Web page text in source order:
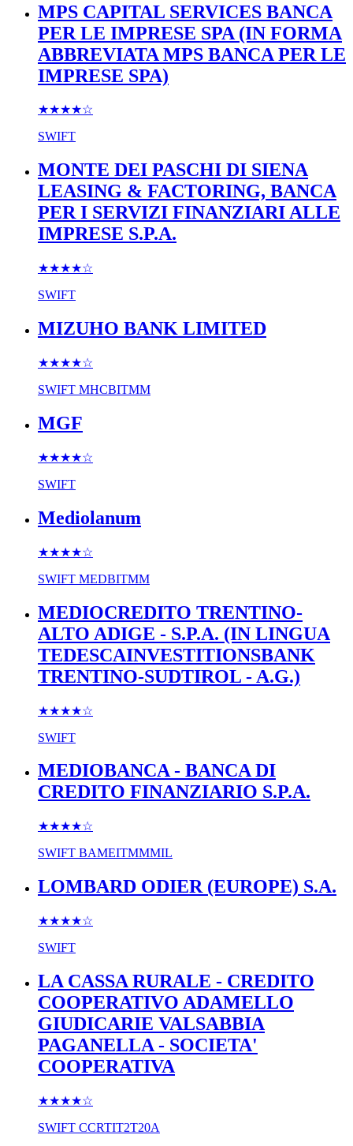
MPS CAPITAL SERVICES BANCA
PER LE IMPRESE SPA (IN FORMA
ABBREVIATA MPS BANCA PER LE
IMPRESE SPA)
★★★★☆
SWIFT
MONTE DEI PASCHI DI SIENA
LEASING & FACTORING, BANCA
PER I SERVIZI FINANZIARI ALLE
IMPRESE S.P.A.
★★★★☆
SWIFT
MIZUHO BANK LIMITED
★★★★☆
SWIFT MHCBITMM
MGF
★★★★☆
SWIFT
Mediolanum
★★★★☆
SWIFT MEDBITMM
MEDIOCREDITO TRENTINO-
ALTO ADIGE - S.P.A. (IN LINGUA
TEDESCAINVESTITIONSBANK
TRENTINO-SUDTIROL - A.G.)
★★★★☆
SWIFT
MEDIOBANCA - BANCA DI
CREDITO FINANZIARIO S.P.A.
★★★★☆
SWIFT BAMEITMMMIL
LOMBARD ODIER (EUROPE) S.A.
★★★★☆
SWIFT
LA CASSA RURALE - CREDITO
COOPERATIVO ADAMELLO
GIUDICARIE VALSABBIA
PAGANELLA - SOCIETA'
COOPERATIVA
★★★★☆
SWIFT CCRTIT2T20A